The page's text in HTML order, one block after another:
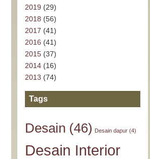
2019 (29)
2018 (56)
2017 (41)
2016 (41)
2015(37)
2014(16)
2013 (74)
Tags
Desain (46) Desain dapur(4)
Desain Interior